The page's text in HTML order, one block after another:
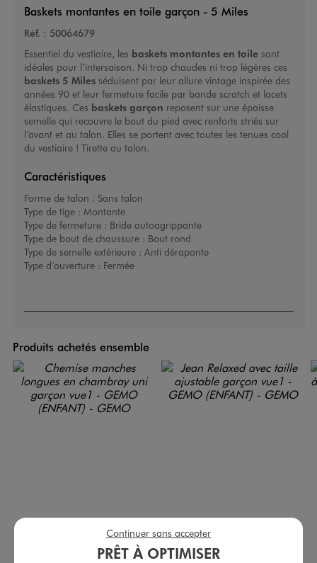
Baskets montantes en toile garçon - 5 Miles
Réf. : 50064679
Essentiel du vestiaire, les baskets montantes en toilesont
idéales pour l’intersaison. Ni trop chaudes ni trop légères ces
baskets 5 Milesséduisent par leur allure vintage inspirée des
années 90 et leur fermeture facile par bande scratch et lacets
élastiques. Ces baskets garçon reposent sur une épaisse
semelle qui recouvre le bout du pied avec renforts striés sur
l’avant et au talon. Elles se portent avec toutes les tenues cool
du vestiaire ! Tirette au talon.
Caractéristiques
Forme de talon : Sans talon
Type de tige : Montante
Type de fermeture : Bride autoagrippante
Type de bout de chaussure : Bout rond
Type de semelle extérieure : Anti dérapante
Type d’ouverture : Fermée
Produits achetés ensemble
Chemise manches longues en chambray uni garçon Jean Relaxed avec taille ajustable garçon
PRÊT À OPTIMISER
Continuer sans accepter